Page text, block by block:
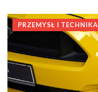
PRZEMYSŁ I TECHNIKA